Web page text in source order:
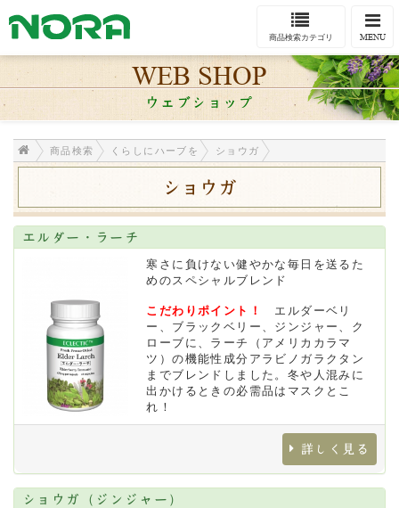
MENU
商品検索カテゴリ
WEB SHOP
ウェブショップ
商品検索 くらしにハーブを ショウガ
ショウガ
エルダー・ラーチ
寒さに負けない健やかな毎日を送るた
めのスペシャルブレンド
こだわりポイント！
エルダーベリ
ー、ブラックベリー、ジンジャー、ク
ローブに、ラーチ（アメリカカラマ
ツ）の機能性成分アラビノガラクタン
までブレンドしました。冬や人混みに
出かけるときの必需品はマスクとこ
れ！
詳しく見る
ショウガ（ジンジャー）